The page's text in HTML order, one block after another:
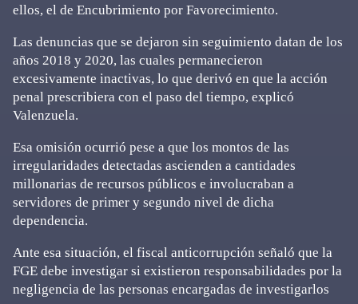
ellos, el de Encubrimiento por Favorecimiento.
Las denuncias que se dejaron sin seguimiento datan de los
años 2018 y 2020, las cuales permanecieron
excesivamente inactivas, lo que derivó en que la acción
penal prescribiera con el paso del tiempo, explicó
Valenzuela.
Esa omisión ocurrió pese a que los montos de las
irregularidades detectadas ascienden a cantidades
millonarias de recursos públicos e involucraban a
servidores de primer y segundo nivel de dicha
dependencia.
Ante esa situación, el fiscal anticorrupción señaló que la
FGE debe investigar si existieron responsabilidades por la
negligencia de las personas encargadas de investigarlos